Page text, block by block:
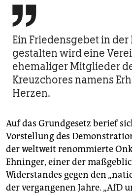

Ein Friedensgebet in
gestalten wird eine
ehemaliger Mitglieder
Kreuzchores namens
Herzen.
Auf das Grundgesetz berief
Vorstellung des
der weltweit renommierte
Ehninger, einer der
Widerstandes gegen den
der vergangenen Jahre. „AfD